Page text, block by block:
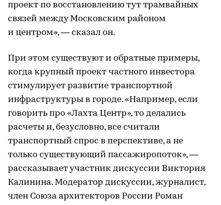
проект по восстановлению тут трамвайных
связей между Московским районом
и центром», — сказал он.
При этом существуют и обратные примеры,
когда крупный проект частного инвестора
стимулирует развитие транспортной
инфраструктуры в городе. «Например, если
говорить про «Лахта Центр», то делались
расчеты и, безусловно, все считали
транспортный спрос в перспективе, а не
только существующий пассажиропоток», —
рассказывает участник дискуссии Виктория
Калинина. Модератор дискуссии, журналист,
член Союза архитекторов России Роман